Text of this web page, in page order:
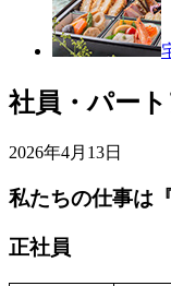
社員・パー
2026年4月13日
私たちの仕事は
正社員